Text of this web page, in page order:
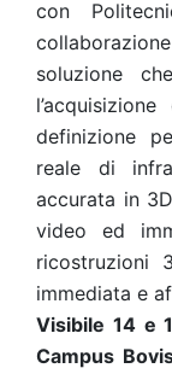
con
soluzione
definizione
reale di
accurata in
video ed
ricostruzioni
immediata e
Visibile 14 e
Campus